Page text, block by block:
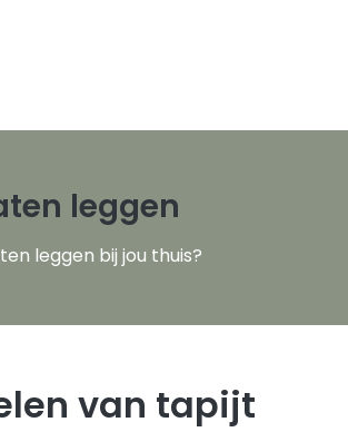
leggen
leggen bij jou thuis?
van tapijt